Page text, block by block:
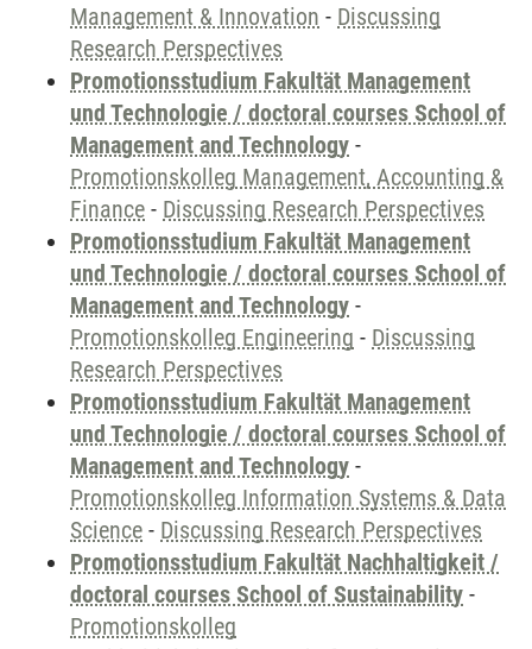
Management & Innovation - Discussing
Research Perspectives
Promotionsstudium Fakultät Management
und Technologie / doctoral courses School of
Management and Technology -
Promotionskolleg Management, Accounting &
Finance - Discussing Research Perspectives
Promotionsstudium Fakultät Management
und Technologie / doctoral courses School of
Management and Technology -
Promotionskolleg Engineering - Discussing
Research Perspectives
Promotionsstudium Fakultät Management
und Technologie / doctoral courses School of
Management and Technology -
Promotionskolleg Information Systems & Data
Science - Discussing Research Perspectives
Promotionsstudium Fakultät Nachhaltigkeit /
doctoral courses School of Sustainability -
Promotionskolleg